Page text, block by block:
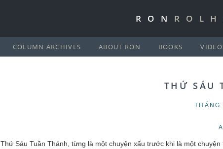
RON
COLUMN ARCHIVES ABOUT RON BOOKS
THỨ SÁU
A
Thứ Sáu Tuần Thánh, từng là một chuyện xấu trước khi là một